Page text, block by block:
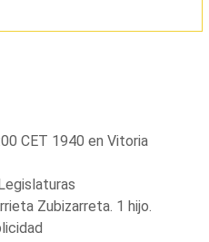
CET 1940 en Vitoria
Zubizarreta. 1 hijo.